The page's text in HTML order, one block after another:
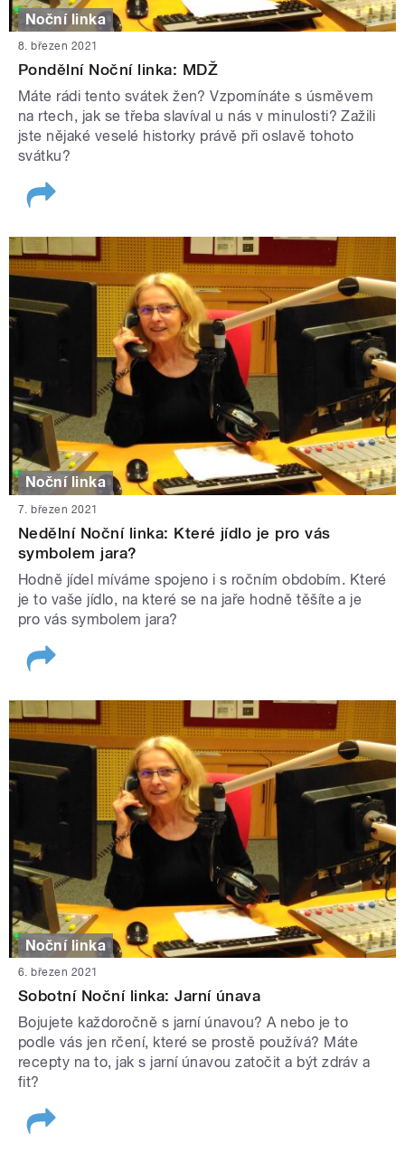
Noční linka
8. březen 2021
Pondělní Noční linka: MDŽ
Máte rádi tento svátek žen? Vzpomínáte s úsměvem
na rtech, jak se třeba slavíval u nás v minulosti? Zažili
jste nějaké veselé historky právě při oslavě tohoto
svátku?
Noční linka
7. březen 2021
Nedělní Noční linka: Které jídlo je pro vás
symbolem jara?
Hodně jídel míváme spojeno i s ročním obdobím. Které
je to vaše jídlo, na které se na jaře hodně těšíte a je
pro vás symbolem jara?
Noční linka
6. březen 2021
Sobotní Noční linka: Jarní únava
Bojujete každoročně s jarní únavou? A nebo je to
podle vás jen rčení, které se prostě používá? Máte
recepty na to, jak s jarní únavou zatočit a být zdráv a
fit?